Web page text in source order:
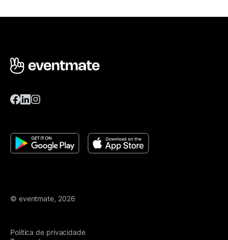
© eventmate, 2026
Política de privacidade